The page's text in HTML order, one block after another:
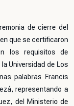
de cierre del
que se certificaron
los requisitos de
Universidad de Los
palabras Francis
representando a
del Ministerio de